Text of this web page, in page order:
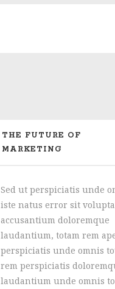
THE FUTURE OF
MARKETING
Sed ut perspiciatis unde
iste natus error sit
accusantium doloremque
laudantium, totam rem
perspiciatis unde omnis
rem perspiciatis
laudantium unde omnis